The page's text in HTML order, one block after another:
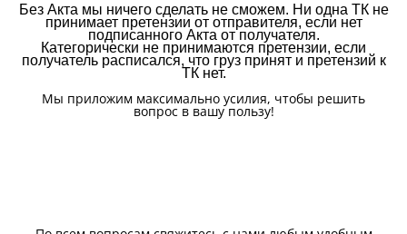
Без Акта мы ничего сделать не сможем. Ни одна ТК не
принимает претензии от отправителя, если нет
подписанного Акта от получателя.
Категорически не принимаются претензии, если
получатель расписался, что груз принят и претензий к
ТК нет.
Мы приложим максимально усилия, чтобы решить
вопрос в вашу пользу!